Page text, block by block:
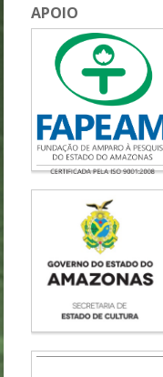
APOIO